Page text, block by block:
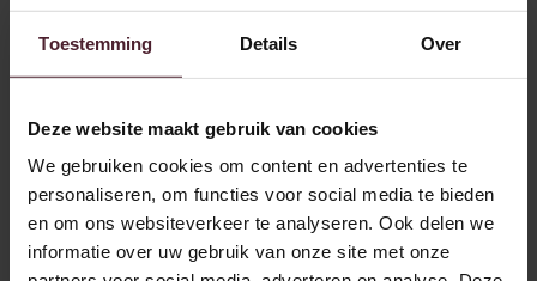
Toestemming Details Over
Deze website maakt gebruik van cookies
We gebruiken cookies om content en advertenties te
personaliseren, om functies voor social media te bieden
en om ons websiteverkeer te analyseren. Ook delen we
informatie over uw gebruik van onze site met onze
Brood & Specialiteiten
Bekijk vacature